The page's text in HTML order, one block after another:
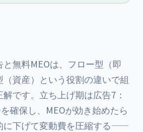
無料MEOは、フロー型（即
資産）という役割の違いで組
です。立ち上げ期は広告7：
確保し、MEOが効き始めたら
に下げて変動費を圧縮する——